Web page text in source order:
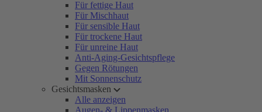
Für fettige Haut
Für Mischhaut
Für sensible Haut
Für trockene Haut
Für unreine Haut
Anti-Aging-Gesichtspflege
Gegen Rötungen
Mit Sonnenschutz
Gesichtsmasken
Alle anzeigen
Augen- & Lippenmasken